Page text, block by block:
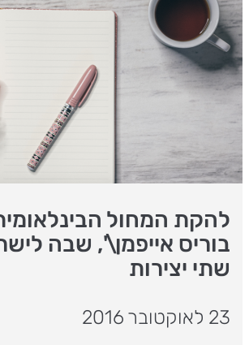
להקת המחול
בוריס אייפמן\', שבה
שתי יצירות
23 לאוקטובר 2016